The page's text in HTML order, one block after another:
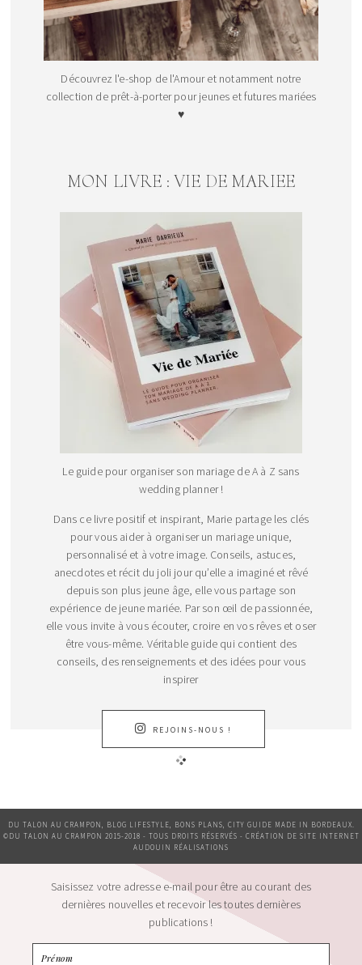
Découvrez l'e-shop de l'Amour et notamment notre
collection de prêt-à-porter pour jeunes et futures mariées
♥
MON LIVRE : VIE DE MARIEE
Le guide pour organiser son mariage de A à Z sans
wedding planner !
Dans ce livre positif et inspirant, Marie partage les clés
pour vous aider à organiser un mariage unique,
personnalisé et à votre image. Conseils, astuces,
anecdotes et récit du joli jour qu’elle a imaginé et rêvé
depuis son plus jeune âge, elle vous partage son
expérience de jeune mariée. Par son œil de passionnée,
elle vous invite à vous écouter, croire en vos rêves et oser
être vous-même. Véritable guide qui contient des
conseils, des renseignements et des idées pour vous
inspirer
REJOINS-NOUS !
DU TALON AU CRAMPON, BLOG LIFESTYLE, BONS PLANS, CITY GUIDE MADE IN BORDEAUX.
©DU TALON AU CRAMPON 2015-2018 - TOUS DROITS RÉSERVÉS - CRÉATION DE SITE INTERNET
AUDOUIN RÉALISATIONS
Saisissez votre adresse e-mail pour être au courant des
dernières nouvelles et recevoir les toutes dernières
publications !